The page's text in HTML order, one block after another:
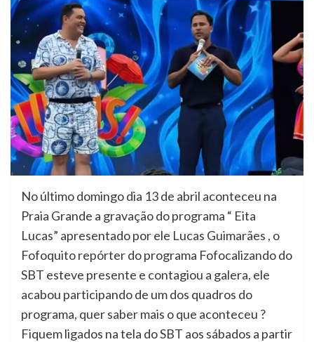
No último domingo dia 13 de abril aconteceu na
Praia Grande a gravação do programa “ Eita
Lucas” apresentado por ele Lucas Guimarães , o
Fofoquito repórter do programa Fofocalizando do
SBT esteve presente e contagiou a galera, ele
acabou participando de um dos quadros do
programa, quer saber mais o que aconteceu ?
Fiquem ligados na tela do SBT aos sábados a partir